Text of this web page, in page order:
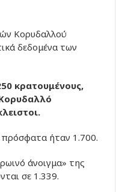
Κορυδαλλού
δεδομένα των
κρατουμένους,
πρόσφατα ήταν 1.700.
άνοιγμα» της
σε 1.339.